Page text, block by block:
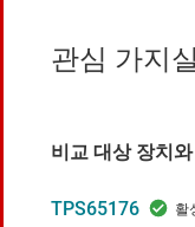
관심 가지
비교 대상 장치
TPS65176